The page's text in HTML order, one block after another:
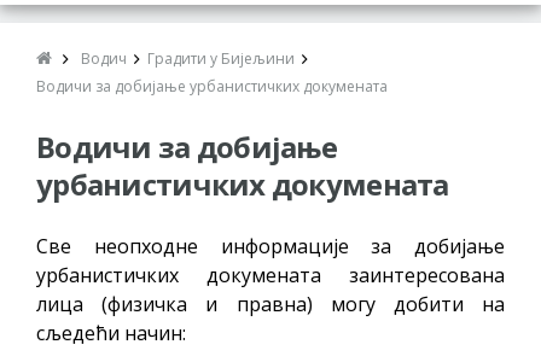
Водич
Градити у Бијељини
Водичи за добијање урбанистичких докумената
Водичи за добијање
урбанистичких докумената
Све неопходне информације за добијање
урбанистичких докумената заинтересована
лица (физичка и правна) могу добити на
сљедећи начин: